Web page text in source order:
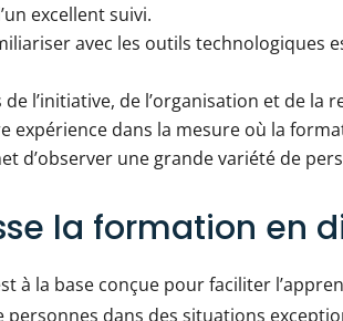
excellent suivi.
avec les outils technologiques
l’initiative, de l’organisation et de la
expérience dans la mesure où la
d’observer une grande variété de
la formation en
à la base conçue pour faciliter
dans des situations